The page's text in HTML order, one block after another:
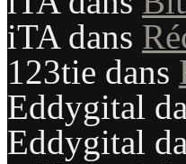
iTAdans
123tie dans
Eddygital
Eddygital